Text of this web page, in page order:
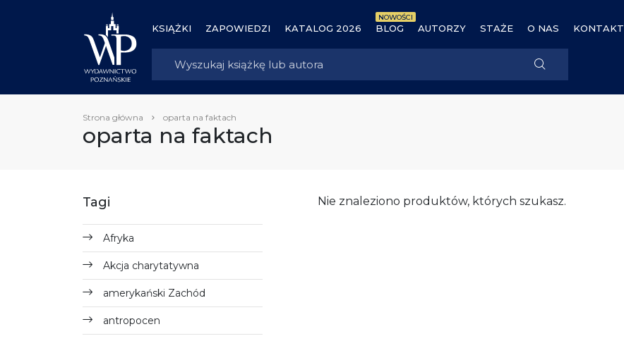
KSIĄŻKI ZAPOWIEDZI KATALOG 2026 BLOG
NOWOŚCI
AUTORZY STAŻE O NAS KONTAKT
Strona główna oparta na faktach
oparta na faktach
Tagi
Afryka
Akcja charytatywna
amerykański Zachód
antropocen
Nie znaleziono produktów, których szukasz.